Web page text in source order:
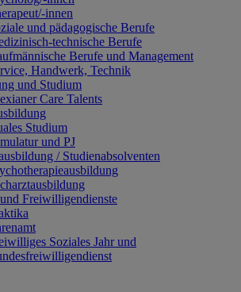
innen
und pädagogische Berufe
technische Berufe
Berufe und Management
Handwerk, Technik
und Studium
Care Talents
Studium
und PJ
/ Studienabsolventen
Freiwilligendienste
Soziales Jahr und